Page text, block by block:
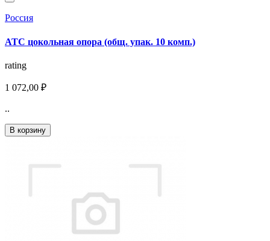
Россия
АТС цокольная опора (общ. упак. 10 комп.)
rating
1 072,00 ₽
..
В корзину